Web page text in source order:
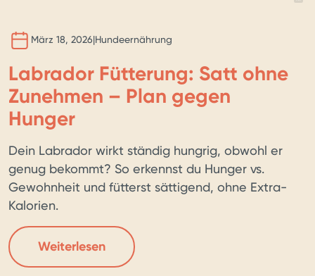
März 18, 2026|Hundeernährung
Labrador Fütterung: Satt ohne
Zunehmen – Plan gegen
Hunger
Dein Labrador wirkt ständig hungrig, obwohl er
genug bekommt? So erkennst du Hunger vs.
Gewohnheit und fütterst sättigend, ohne Extra-
Kalorien.
Weiterlesen